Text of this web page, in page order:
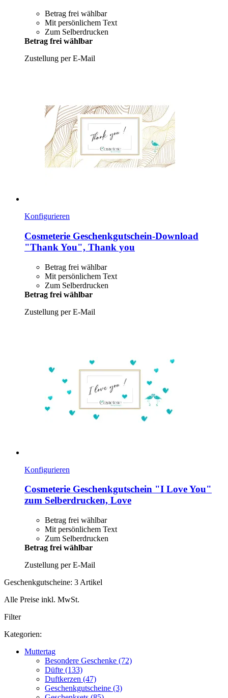
Betrag frei wählbar
Mit persönlichem Text
Zum Selberdrucken
Betrag frei wählbar
Zustellung per E-Mail
Konfigurieren
Cosmeterie Geschenkgutschein-​Download
"Thank You", Thank you
Betrag frei wählbar
Mit persönlichem Text
Zum Selberdrucken
Betrag frei wählbar
Zustellung per E-Mail
Konfigurieren
Cosmeterie Geschenkgutschein "I Love You"
zum Selberdrucken, Love
Betrag frei wählbar
Mit persönlichem Text
Zum Selberdrucken
Betrag frei wählbar
Zustellung per E-Mail
Geschenkgutscheine: 3 Artikel
Alle Preise inkl. MwSt.
Filter
Kategorien:
Muttertag
Besondere Geschenke (72)
Düfte (133)
Duftkerzen (47)
Geschenkgutscheine (3)